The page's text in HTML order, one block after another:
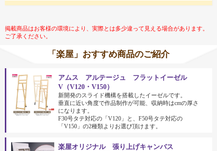
掲載商品はお客様の環境により、実際とは多少違って見える場合があります。
ご了承ください。
「楽屋」おすすめ商品のご紹介
アムス アルテージュ フラットイーゼル
V（V120・V150）
新開発のスライド機構を搭載したイーゼルです。
垂直に近い角度で作品制作が可能、収納時はcmの厚さ
になります。
F30号タテ対応の「V120」と、F50号タテ対応の
「V150」の2種類よりお選び頂けます。
楽屋オリジナル 張り上げキャンバス